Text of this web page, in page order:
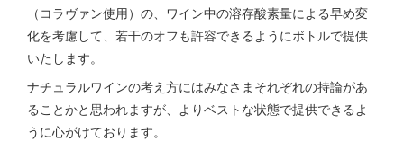
（コラヴァン使用）の、ワイン中の溶存酸素量による早め変
化を考慮して、若干のオフも許容できるようにボトルで提供
いたします。
ナチュラルワインの考え方にはみなさまそれぞれの持論があ
ることかと思われますが、よりベストな状態で提供できるよ
うに心がけております。